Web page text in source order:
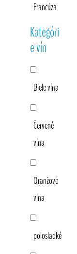
Francúza
Kategóri
e vín
Biele vína
Červené
vína
Oranžové
vína
polosladké